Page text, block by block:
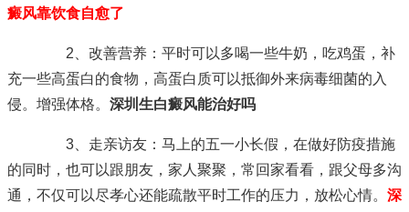
癜风靠饮食自愈了
2、改善营养：平时可以多喝一些牛奶，吃鸡蛋，补
充一些高蛋白的食物，高蛋白质可以抵御外来病毒细菌的入
侵。增强体格。 深圳生白癜风能治好吗
3、走亲访友：马上的五一小长假，在做好防疫措施
的同时，也可以跟朋友，家人聚聚，常回家看看，跟父母多沟
通，不仅可以尽孝心还能疏散平时工作的压力，放松心情。 深